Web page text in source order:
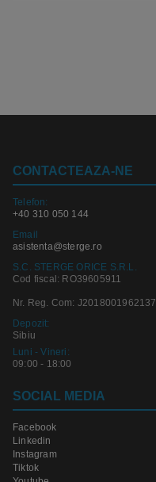
CONTACTEAZA-NE
Telefon:
+40 310 050 144
Email
asistenta@sterge.ro
S.C. STERGE ORICE S.R.L.
Cod fiscal: RO39605911
Nr. Reg. Com: J2018001962137
Depozit:
Sibiu
Luni - Vineri:
09:00 - 18:00
SOCIAL MEDIA
Facebook
Linkedin
Instagram
Tiktok